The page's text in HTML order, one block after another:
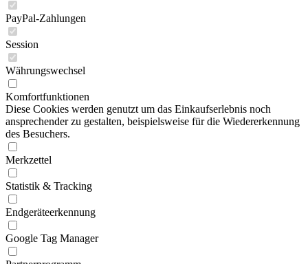
PayPal-Zahlungen
Session
Währungswechsel
Komfortfunktionen
Diese Cookies werden genutzt um das Einkaufserlebnis noch
ansprechender zu gestalten, beispielsweise für die Wiedererkennung
des Besuchers.
Merkzettel
Statistik & Tracking
Endgeräteerkennung
Google Tag Manager